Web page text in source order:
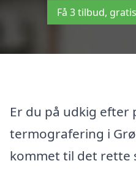
Få 3 tilbud,
Er du på udkig efter
termografering i
kommet til det rette